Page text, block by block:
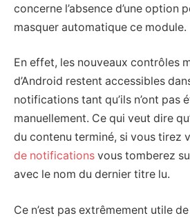
concerne l’absence d’une option
masquer automatique ce module.
En effet, les nouveaux contrôles
d’Android restent accessibles
notifications tant qu’ils n’ont pas
manuellement. Ce qui veut dire
du contenu terminé, si vous tirez
de notifications vous tomberez
avec le nom du dernier titre lu.
Ce n’est pas extrêmement utile